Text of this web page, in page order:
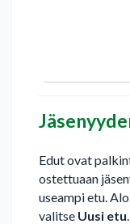
Edut ovat
ostettuaan
useampi etu.
valitse Uusi etu.